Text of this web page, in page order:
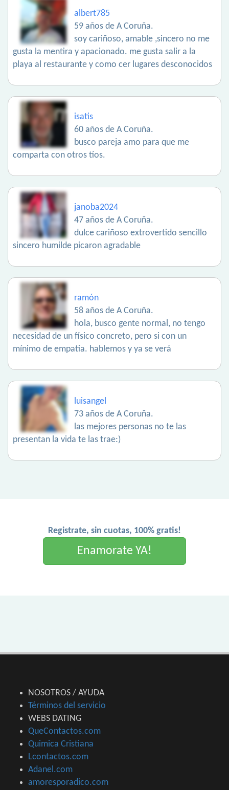
albert785
59 años de A Coruña.
soy cariñoso, amable ,sincero no me
gusta la mentira y apacionado. me gusta salir a la
playa al restaurante y como cer lugares desconocidos
isatis
60 años de A Coruña.
busco pareja amo para que me
comparta con otros tíos.
janoba2024
47 años de A Coruña.
dulce cariñoso extrovertido sencillo
sincero humilde picaron agradable
ramón
58 años de A Coruña.
hola, busco gente normal, no tengo
necesidad de un físico concreto, pero si con un
mínimo de empatia. hablemos y ya se verá
luisangel
73 años de A Coruña.
las mejores personas no te las
presentan la vida te las trae:)
Registrate, sin cuotas, 100% gratis!
Enamorate YA!
NOSOTROS / AYUDA
Términos del servicio
WEBS DATING
QueContactos.com
Quimica Cristiana
Lcontactos.com
Adanel.com
amoresporadico.com